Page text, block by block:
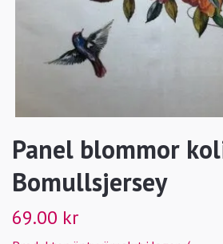
Panel blommor
Bomullsjersey
69.00 kr